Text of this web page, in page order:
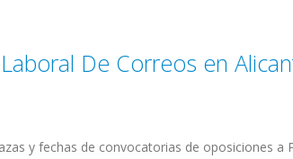
De Correos en
y fechas de convocatorias de oposiciones a